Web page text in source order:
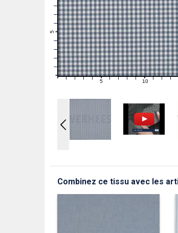
0
1
2
4
5
6
7
8
0 1 2 3 4 5 6 7 8 9 10 11 12 13
Combinez ce tissu avec les